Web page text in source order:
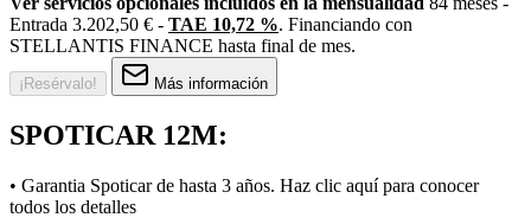
Entrada 3.202,50 € - TAE 10,72 %. Financiando con
STELLANTIS FINANCE hasta final de mes.
¡Resérvalo! Más información
SPOTICAR 12M:
• Garantia Spoticar de hasta 3 años. Haz clic aquípara conocer
todos los detalles